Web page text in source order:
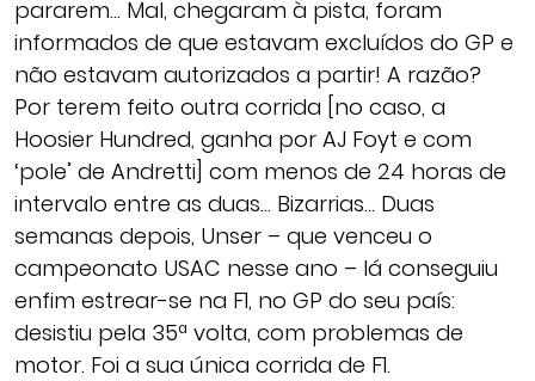
pararem… Mal, chegaram à pista, foram
informados de que estavam excluídos do GP e
não estavam autorizados a partir! A razão?
Por terem feito outra corrida [no caso, a
Hoosier Hundred, ganha por AJ Foyt e com
‘pole’ de Andretti] com menos de 24 horas de
intervalo entre as duas… Bizarrias… Duas
semanas depois, Unser – que venceu o
campeonato USAC nesse ano – lá conseguiu
enfim estrear-se na F1, no GP do seu país:
desistiu pela 35ª volta, com problemas de
motor. Foi a sua única corrida de F1.